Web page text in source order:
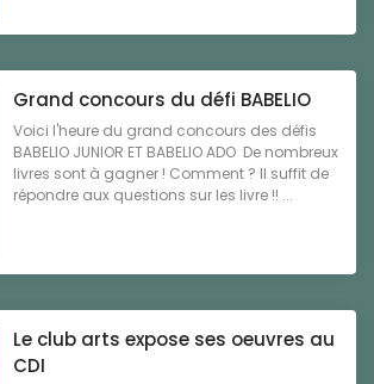
Grand concours du défi BABELIO
Voici l'heure du grand concours des défis
BABELIO JUNIOR ET BABELIO ADO De nombreux
livres sont à gagner ! Comment ? Il suffit de
répondre aux questions sur les livre !! ...
Le club arts expose ses oeuvres au
CDI